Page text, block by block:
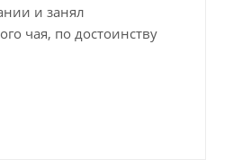
и занял
чая, по достоинству